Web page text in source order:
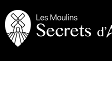
au
contenu
principal